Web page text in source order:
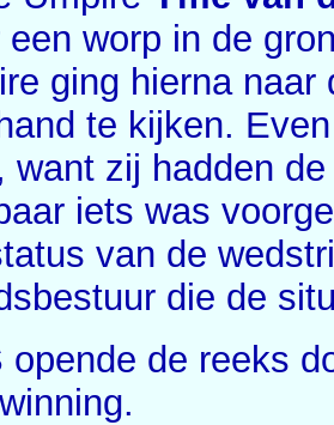
een worp in de
ging hierna
te kijken.
want zij hadden
iets was
van de
die de
opende de reeks